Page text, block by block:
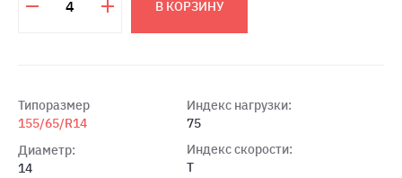
В КОРЗИНУ
Типоразмер
155/65/R14
Диаметр:
14
Индекс нагрузки:
75
Индекс скорости:
T